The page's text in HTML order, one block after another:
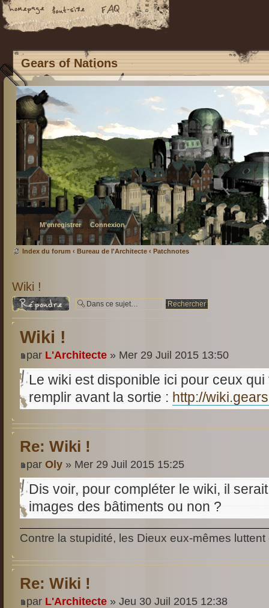
Gears of Nations
M’enregistrer Connexion
Index du forum ‹ Bureau de l'Architecte ‹ Patchnotes
Wiki !
Répondre
Wiki !
par L'Architecte » Mer 29 Juil 2015 13:50
Le wiki est disponible ici pour ceux
remplir avant la sortie : http://
Re: Wiki !
par Oly » Mer 29 Juil 2015 15:25
Dis voir, pour compléter le wiki, il
images des bâtiments ou non ?
Contre la stupidité, les Dieux eux-mêmes luttent
Re: Wiki !
par L'Architecte » Jeu 30 Juil 2015 12:38